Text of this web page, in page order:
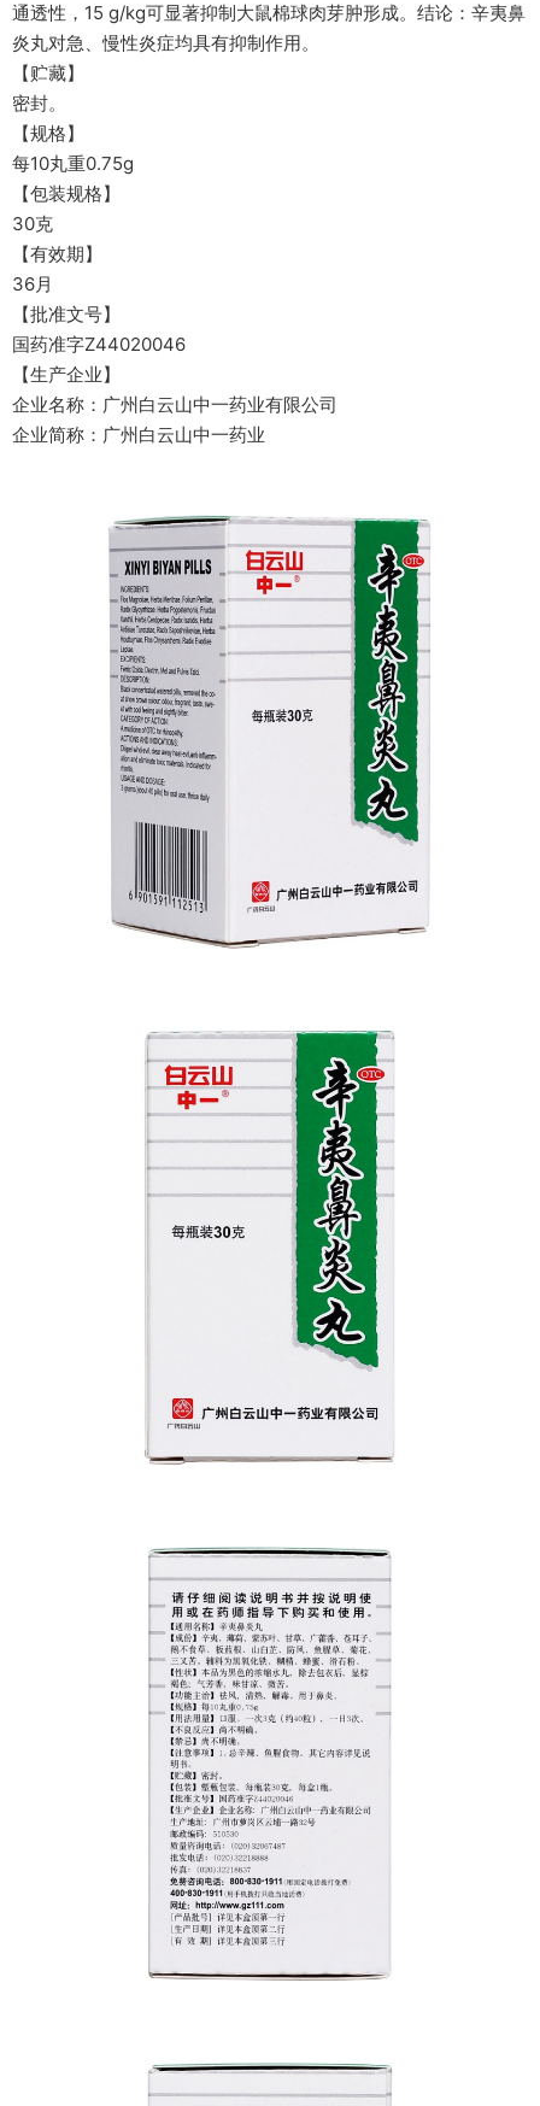
通透性，15 g/kg可显著抑制大鼠棉球肉芽肿形成。结论：辛夷鼻
炎丸对急、慢性炎症均具有抑制作用。
【贮藏】
密封。
【规格】
每10丸重0.75g
【包装规格】
30克
【有效期】
36月
【批准文号】
国药准字Z44020046
【生产企业】
企业名称：广州白云山中一药业有限公司
企业简称：广州白云山中一药业